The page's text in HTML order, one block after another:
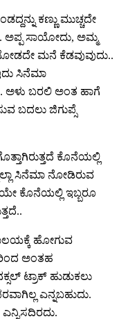
ಕಣ್ಣು ಮುಚ್ಚದೇ
ಅಪ್ಪ ಸಾಯೋದು, ಅಮ್ಮ
ಮನೆ ಕೆಡವುವುದು..
ಸಿನೆಮಾ
ಅಳು ಬರಲಿ ಅಂತ ಹಾಗೆ
ಬದಲು ಜಿಗುಪ್ಸೆ
ಕೊನೆಯಲ್ಲಿ
ಸಿನೆಮಾ ನೋಡಿರುವ
ಕೊನೆಯಲ್ಲಿ ಇಬ್ಬರೂ
ಹೋಗುವ
ಅಂತಹ
ಟ್ರಾಕ್ ಹುಡುಕಲು‌
ಎನ್ನಬಹುದು.